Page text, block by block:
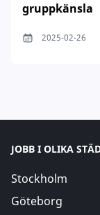
gruppkänsla
2025-02-26
JOBB I OLIKA
Stockholm
Göteborg